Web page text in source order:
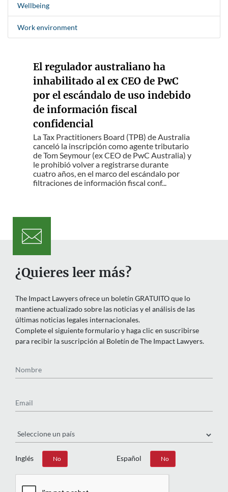
Wellbeing
Work environment
El regulador australiano ha
inhabilitado al ex CEO de PwC
por el escándalo de uso indebido
de información fiscal
confidencial
La Tax Practitioners Board (TPB) de Australia
canceló la inscripción como agente tributario
de Tom Seymour (ex CEO de PwC Australia) y
le prohibió volver a registrarse durante
cuatro años, en el marco del escándalo por
filtraciones de información fiscal conf...
¿Quieres leer más?
The Impact Lawyers ofrece un boletín GRATUITO que lo
mantiene actualizado sobre las noticias y el análisis de las
últimas noticias legales internacionales.
Complete el siguiente formulario y haga clic en suscribirse
para recibir la suscripción al Boletín de The Impact Lawyers.
Inglés
Sí No Español
Sí No